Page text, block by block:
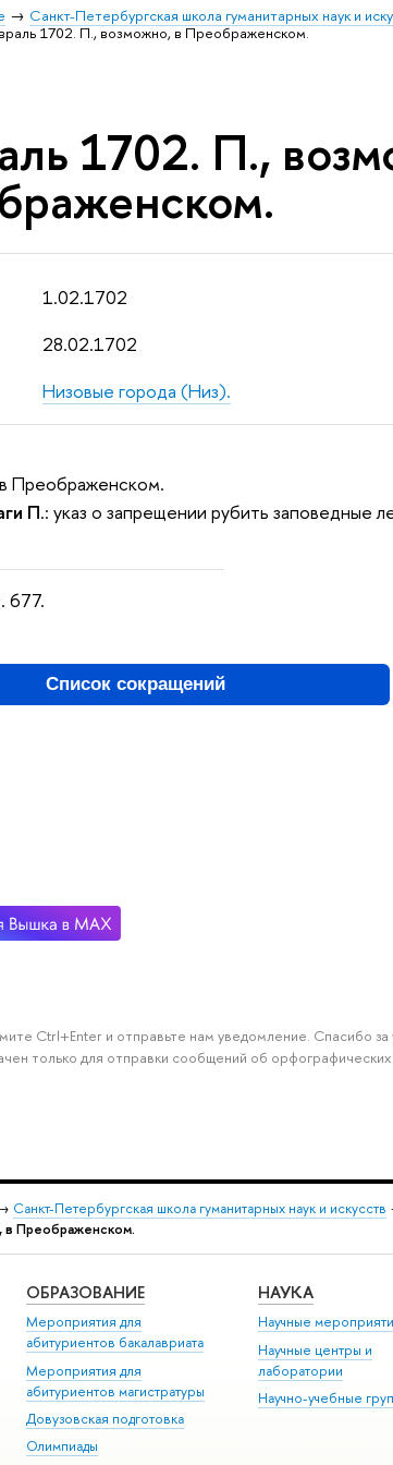
Санкт-Петербургская школа гуманитарных наук и
1702. П., возможно, в Преображенском.
1702. П.,
1.02.1702
28.02.1702
Низовые города (Низ).
Преображенском.
П.: указ о запрещении рубить заповедные
677.
Список сокращений
Ctrl+Enter и отправьте нам уведомление. Спасибо за
только для отправки сообщений об орфографических
Санкт-Петербургская школа гуманитарных наук и искусств
Преображенском.
ОБРАЗОВАНИЕ
Мероприятия для
абитуриентов бакалавриата
Мероприятия для
абитуриентов магистратуры
Довузовская подготовка
Олимпиады
НАУКА
Научные
Научные центры и
лаборатории
Научно-учебные